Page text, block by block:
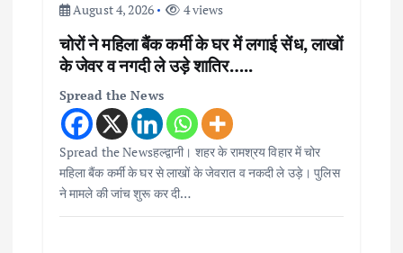
August 4, 2026
4 views
चोरों ने महिला बैंक कर्मी के घर में लगाई सेंध, लाखों
के जेवर व नगदी ले उड़े शातिर…..
Spread the News
Spread the Newsहल्द्वानी। शहर के रामश्रय विहार में चोर
महिला बैंक कर्मी के घर से लाखों के जेवरात व नकदी ले उड़े। पुलिस
ने मामले की जांच शुरू कर दी…